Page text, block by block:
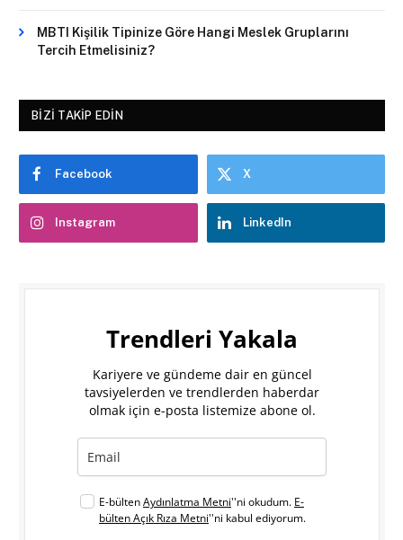
MBTI Kişilik Tipinize Göre Hangi Meslek Gruplarını
Tercih Etmelisiniz?
BIZI TAKIP EDIN
Facebook X
Instagram LinkedIn
Trendleri Yakala
Kariyere ve gündeme dair en güncel
tavsiyelerden ve trendlerden haberdar
olmak için e-posta listemize abone ol.
E-bültenAydınlatma Metni''ni okudum. E-
bülten Açık Rıza Metni''ni kabul ediyorum.